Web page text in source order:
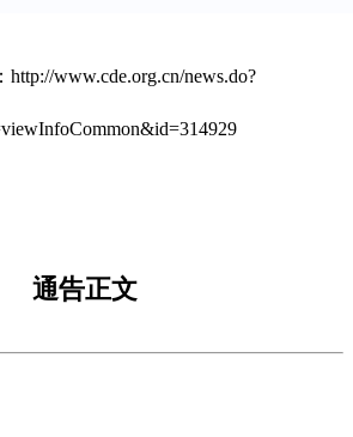
www.cde.org.cn/news.do?
通告正文